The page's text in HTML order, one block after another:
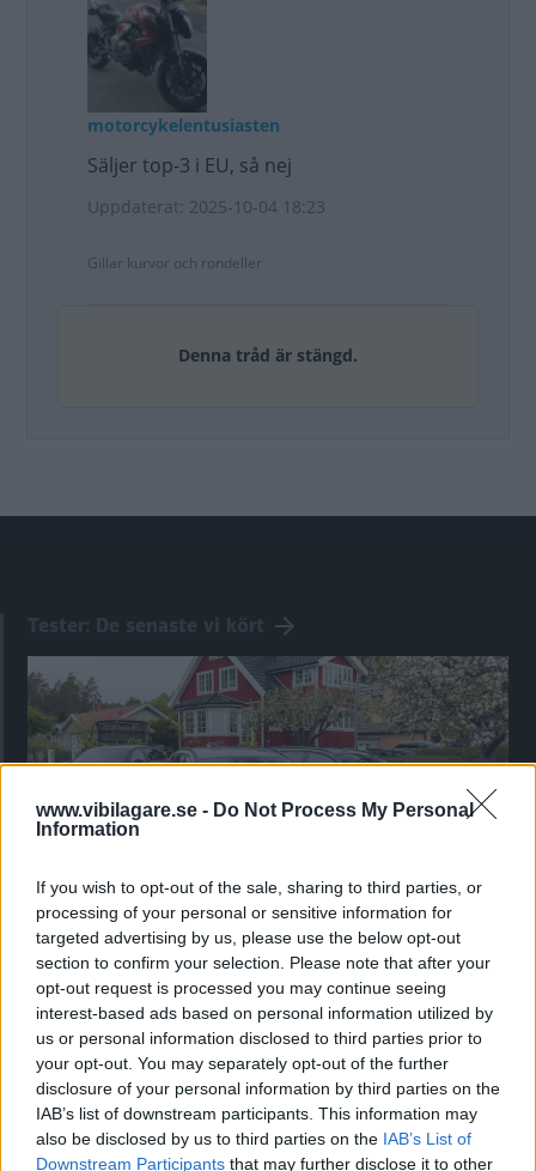
www.vibilagare.se - Do Not Process My Personal
Information
If you wish to opt-out of the sale, sharing to third parties, or
processing of your personal or sensitive information for
targeted advertising by us, please use the below opt-out
section to confirm your selection. Please note that after your
opt-out request is processed you may continue seeing
interest-based ads based on personal information utilized by
us or personal information disclosed to third parties prior to
your opt-out. You may separately opt-out of the further
disclosure of your personal information by third parties on the
IAB’s list of downstream participants. This information may
also be disclosed by us to third parties on the IAB’s List of
Downstream Participants that may further disclose it to other
motorcykelentusiasten
Säljer top-3 i EU, så nej
Uppdaterat: 2025-10-04 18:23
Gillar kurvor och rondeller
Denna tråd är stängd.
Kia utmanar i kombiklassen – blir omkörd
av ”gamlingen”
Nykomlingen fälls av en besvärande nackdel.